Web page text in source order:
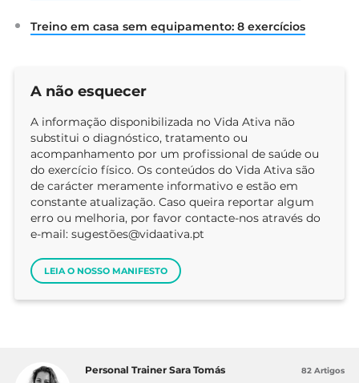
Treino em casa sem equipamento: 8 exercícios
A não esquecer
A informação disponibilizada no Vida Ativa não
substitui o diagnóstico, tratamento ou
acompanhamento por um profissional de saúde ou
do exercício físico. Os conteúdos do Vida Ativa são
de carácter meramente informativo e estão em
constante atualização. Caso queira reportar algum
erro ou melhoria, por favor contacte-nos através do
e-mail: sugestões@vidaativa.pt
LEIA O NOSSO MANIFESTO
Personal Trainer Sara Tomás 82 Artigos